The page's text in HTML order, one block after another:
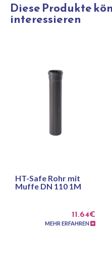
Diese Produkte
interessieren
HT-Safe Rohr mit
Muffe DN 110 1M
11.64€
MEHR ERFAHREN